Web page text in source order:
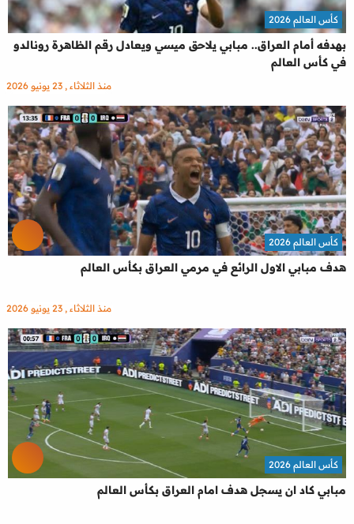
بهدفه أمام العراق.. مبابي يلاحق ميسي ويعادل رقم الظاهرة رونالدو
في كأس العالم
كأس العالم 2026
منذ الثلاثاء , 23 يونيو 2026
هدف مبابي الاول الرائع في مرمي العراق بكأس العالم
كأس العالم 2026
منذ الثلاثاء , 23 يونيو 2026
مبابي كاد ان يسجل هدف امام العراق بكأس العالم
كأس العالم 2026